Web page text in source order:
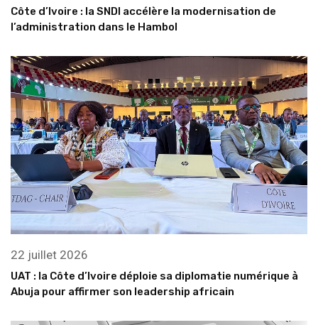
Côte d’Ivoire : la SNDI accélère la modernisation de
l’administration dans le Hambol
22 juillet 2026
UAT : la Côte d’Ivoire déploie sa diplomatie numérique à
Abuja pour affirmer son leadership africain